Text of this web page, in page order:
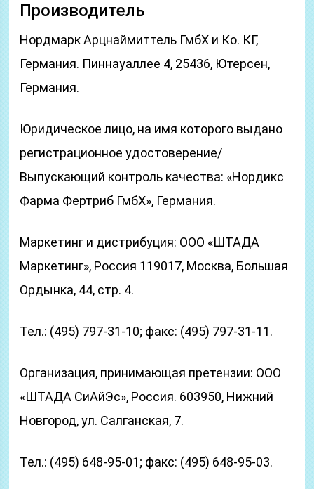
Производитель
Нордмарк Арцнаймиттель ГмбХ и Ко. КГ,
Германия. Пиннауаллее 4, 25436, Ютерсен,
Германия.
Юридическое лицо, на имя которого выдано
регистрационное удостоверение/
Выпускающий контроль качества: «Нордикс
Фарма Фертриб ГмбХ», Германия.
Маркетинг и дистрибуция: ООО «ШТАДА
Маркетинг», Россия 119017, Москва, Большая
Ордынка, 44, стр. 4.
Тел.: (495) 797-31-10; факс: (495) 797-31-11.
Организация, принимающая претензии: ООО
«ШТАДА СиАйЭс», Россия. 603950, Нижний
Новгород, ул. Салганская, 7.
Тел.: (495) 648-95-01; факс: (495) 648-95-03.